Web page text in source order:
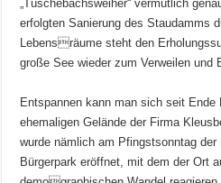
„Tüschebachsweiher“ vermutlich
erfolgten Sanierung des Staudamms
Lebensräume steht den
große See wieder zum Verweilen
Entspannen kann man sich seit Ende
ehemaligen Gelände der Firma
wurde nämlich am Pfingstsonntag
Bürgerpark eröffnet, mit dem der Ort